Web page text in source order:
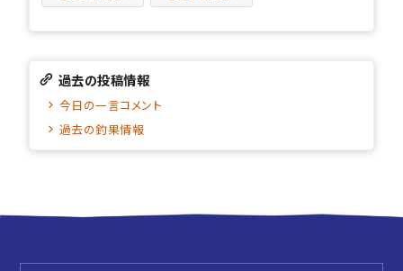
過去の投稿情報
今日の一言コメント
過去の釣果情報